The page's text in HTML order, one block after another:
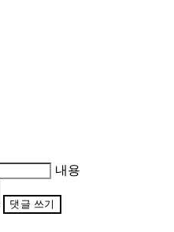
내용
댓글 쓰기